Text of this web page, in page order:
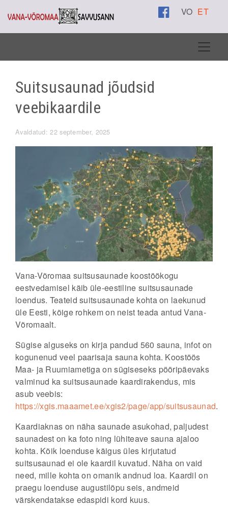
VO ET
Suitsusaunad jõudsid
veebikaardile
Avaldatud: 22 september, 2025
Vana-Võromaa suitsusaunade koostöökogu
eestvedamisel käib üle-eestiline suitsusaunade
loendus. Teateid suitsusaunade kohta on laekunud
üle Eesti, kõige rohkem on neist teada antud Vana-
Võromaalt.
Sügise alguseks on kirja pandud 560 sauna, infot on
kogunenud veel paarisaja sauna kohta. Koostöös
Maa- ja Ruumiametiga on sügiseseks pööripäevaks
valminud ka suitsusaunade kaardirakendus, mis
asub veebis:
https://xgis.maaamet.ee/xgis2/page/app/suitsusaunad.
Kaardiaknas on näha saunade asukohad, paljudest
saunadest on ka foto ning lühiteave sauna ajaloo
kohta. Kõik loenduse käigus üles kirjutatud
suitsusaunad ei ole kaardil kuvatud. Näha on vaid
need, mille kohta on omanik andnud loa. Kaardil on
praegu loenduse augustilõpu seis, andmeid
värskendatakse edaspidi kord kuus.